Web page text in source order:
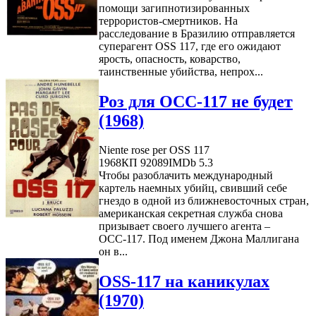
помощи загипнотизированных
террористов-смертников. На
расследование в Бразилию отправляется
суперагент OSS 117, где его ожидают
ярость, опасность, коварство,
таинственные убийства, непрох...
Роз для ОСС-117 не будет
(1968)
Niente rose per OSS 117
1968КП 92089IMDb 5.3
Чтобы разоблачить международный
картель наемных убийц, свивший себе
гнездо в одной из ближневосточных стран,
американская секретная служба снова
призывает своего лучшего агента –
ОСС-117. Под именем Джона Маллигана
он в...
OSS-117 на каникулах
(1970)